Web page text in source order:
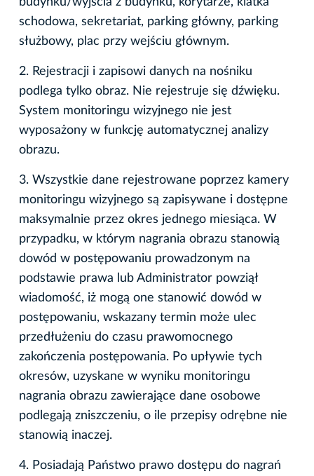
schodowa, sekretariat, parking główny, parking
służbowy, plac przy wejściu głównym.
2. Rejestracji i zapisowi danych na nośniku
podlega tylko obraz. Nie rejestruje się dźwięku.
System monitoringu wizyjnego nie jest
wyposażony w funkcję automatycznej analizy
obrazu.
3. Wszystkie dane rejestrowane poprzez kamery
monitoringu wizyjnego są zapisywane i dostępne
maksymalnie przez okres jednego miesiąca. W
przypadku, w którym nagrania obrazu stanowią
dowód w postępowaniu prowadzonym na
podstawie prawa lub Administrator powziął
wiadomość, iż mogą one stanowić dowód w
postępowaniu, wskazany termin może ulec
przedłużeniu do czasu prawomocnego
zakończenia postępowania. Po upływie tych
okresów, uzyskane w wyniku monitoringu
nagrania obrazu zawierające dane osobowe
podlegają zniszczeniu, o ile przepisy odrębne nie
stanowią inaczej.
4. Posiadają Państwo prawo dostępu do nagrań